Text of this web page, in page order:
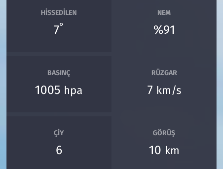
HISSEDILEN
7°
NEM
%91
BASINÇ
1005 hpa
RÜZGAR
7 km/s
ÇIY
6
GÖRÜŞ
10 km